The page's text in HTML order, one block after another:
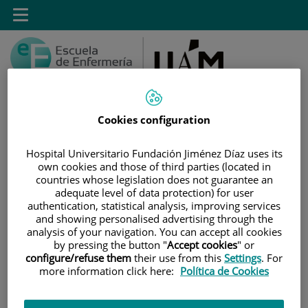
Saltar al contenido
Toggle
navigation
INICIO|ESTUDIOS|POSTGRADO
TÍTULOS PROPIOS
MÁSTER PROPIO POR LA UAM EN MANEJO Y
CUIDADOS DEL PACIENTE CON DISPOSITIVO DE ACCESO
VASCULAR
|SECRETARÍA ADMINISTRATIVA: TRÁMITES Y FORMA
Cookies configuration
Hospital Universitario Fundación Jiménez Díaz uses its
own cookies and those of third parties (located in
countries whose legislation does not guarantee an
adequate level of data protection) for user
authentication, statistical analysis, improving services
and showing personalised advertising through the
analysis of your navigation. You can accept all cookies
by pressing the button "Accept cookies" or
configure/refuse them their use from this Settings. For
more information click here: Política de Cookies